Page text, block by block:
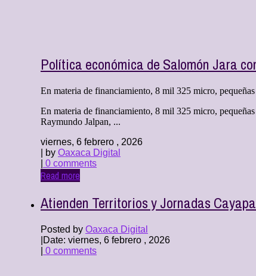
Política económica de Salomón Jara
En materia de financiamiento, 8 mil 325 micro,
En materia de financiamiento, 8 mil 325 micro,
Raymundo Jalpan, ...
viernes, 6 febrero , 2026
| by Oaxaca Digital
0 comments
Read more
Atienden Territorios y Jornadas
Posted by Oaxaca Digital
Date: viernes, 6 febrero , 2026
0 comments